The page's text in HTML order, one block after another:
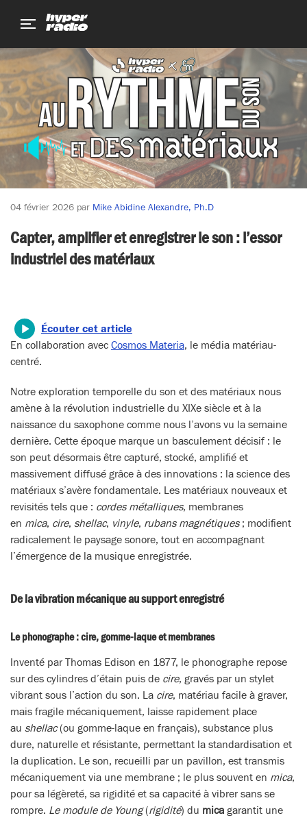
de
page
04 février 2026 par Mike Abidine Alexandre, Ph.D
Capter, amplifier et enregistrer le son : l’essor
industriel des matériaux
Écouter cet article
En collaboration avec Cosmos Materia, le média matériau-
centré.
Notre exploration temporelle du son et des matériaux nous
amène à la révolution industrielle du XIXe siècle et à la
naissance du saxophone comme nous l’avons vu la semaine
dernière. Cette époque marque un basculement décisif : le
son peut désormais être capturé, stocké, amplifié et
massivement diffusé grâce à des innovations : la science des
matériaux s’avère fondamentale. Les matériaux nouveaux et
revisités tels que : cordes métalliques, membranes
en mica, cire, shellac, vinyle, rubans magnétiques ; modifient
radicalement le paysage sonore, tout en accompagnant
l’émergence de la musique enregistrée.
De la vibration mécanique au support enregistré
Le phonographe : cire, gomme-laque et membranes
Inventé par Thomas Edison en 1877, le phonographe repose
sur des cylindres d’étain puis de cire, gravés par un stylet
vibrant sous l’action du son. La cire, matériau facile à graver,
mais fragile mécaniquement, laisse rapidement place
au shellac(ou gomme-laque en français), substance plus
dure, naturelle et résistante, permettant la standardisation et
la duplication. Le son, recueilli par un pavillon, est transmis
mécaniquement via une membrane ; le plus souvent en mica,
pour sa légèreté, sa rigidité et sa capacité à vibrer sans se
rompre. Le module de Young(rigidité) du mica garantit une